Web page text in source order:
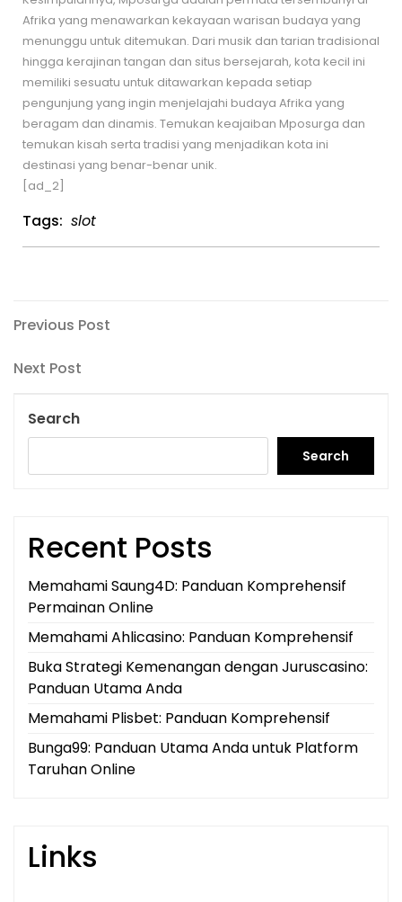
Afrika yang menawarkan kekayaan warisan budaya yang
menunggu untuk ditemukan. Dari musik dan tarian tradisional
hingga kerajinan tangan dan situs bersejarah, kota kecil ini
memiliki sesuatu untuk ditawarkan kepada setiap
pengunjung yang ingin menjelajahi budaya Afrika yang
beragam dan dinamis. Temukan keajaiban Mposurga dan
temukan kisah serta tradisi yang menjadikan kota ini
destinasi yang benar-benar unik.
[ad_2]
Tags: slot
Post
navigation
Previous
Previous Post
Next
Next Post
Search
Search
Recent Posts
Memahami Saung4D: Panduan Komprehensif
Permainan Online
Memahami Ahlicasino: Panduan Komprehensif
Buka Strategi Kemenangan dengan Juruscasino:
Panduan Utama Anda
Memahami Plisbet: Panduan Komprehensif
Bunga99: Panduan Utama Anda untuk Platform
Taruhan Online
Links